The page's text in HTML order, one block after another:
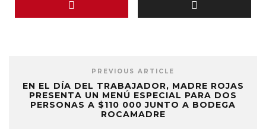
PREVIOUS ARTICLE
EN EL DÍA DEL TRABAJADOR, MADRE ROJAS
PRESENTA UN MENÚ ESPECIAL PARA DOS
PERSONAS A $110 000 JUNTO A BODEGA
ROCAMADRE